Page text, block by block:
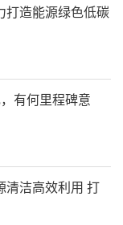
打造能源绿色低碳
有何里程碑意
清洁高效利用 打